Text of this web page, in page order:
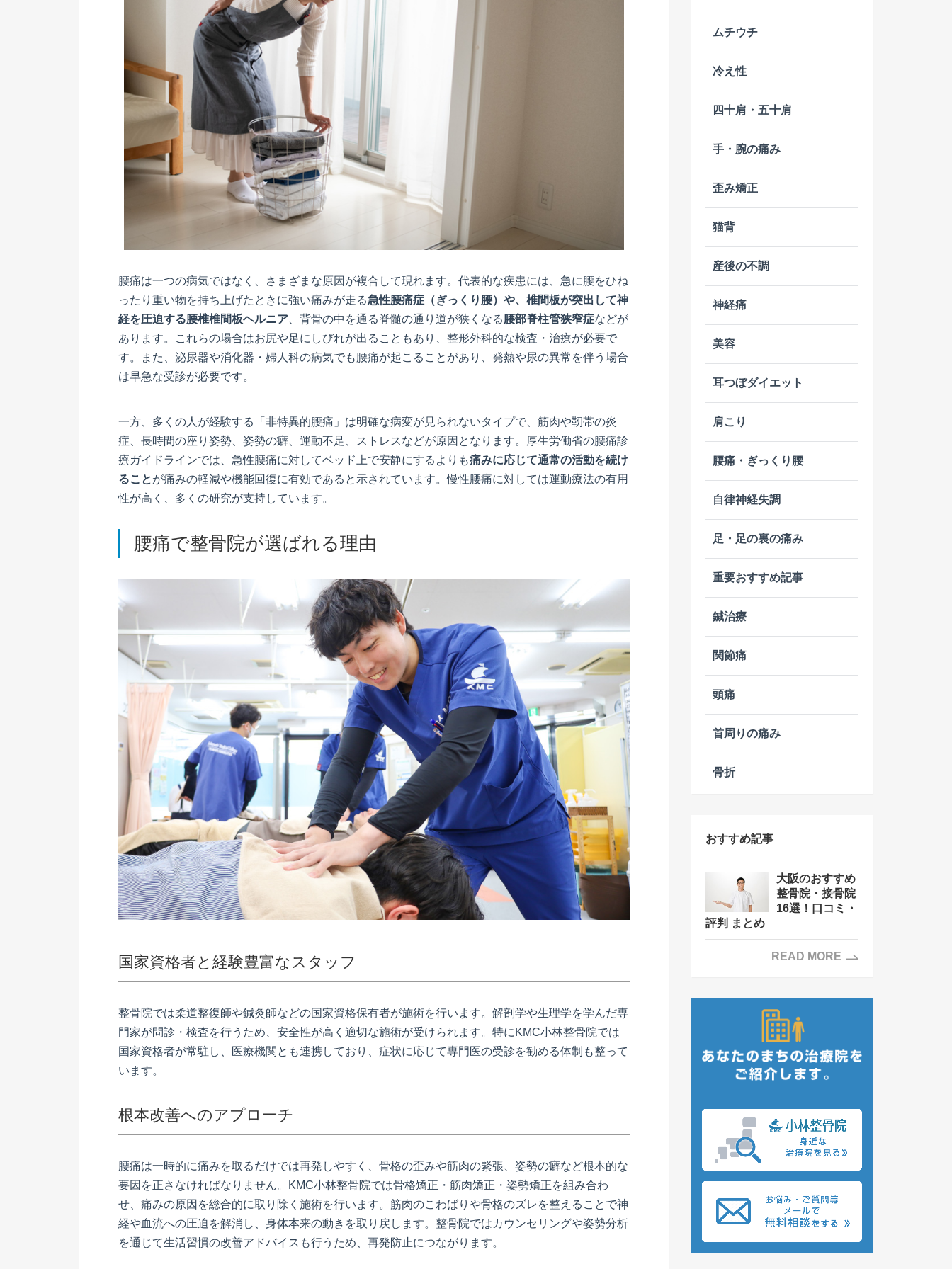
腰痛は一つの病気ではなく、さまざまな原因が複合して現れます。代表的な疾患には、急に腰をひね
ったり重い物を持ち上げたときに強い痛みが走る急性腰痛症（ぎっくり腰）や、椎間板が突出して神
経を圧迫する腰椎椎間板ヘルニア 、背骨の中を通る脊髄の通り道が狭くなる腰部脊柱管狭窄症などが
あります。これらの場合はお尻や足にしびれが出ることもあり、整形外科的な検査・治療が必要で
す。また、泌尿器や消化器・婦人科の病気でも腰痛が起こることがあり、発熱や尿の異常を伴う場合
は早急な受診が必要です。
一方、多くの人が経験する「非特異的腰痛」は明確な病変が見られないタイプで、筋肉や靭帯の炎
症、長時間の座り姿勢、姿勢の癖、運動不足、ストレスなどが原因となります。厚生労働省の腰痛診
療ガイドラインでは、急性腰痛に対してベッド上で安静にするよりも痛みに応じて通常の活動を続け
ることが痛みの軽減や機能回復に有効であると示されています。慢性腰痛に対しては運動療法の有用
性が高く、多くの研究が支持しています。
腰痛で整骨院が選ばれる理由
国家資格者と経験豊富なスタッフ
整骨院では柔道整復師や鍼灸師などの国家資格保有者が施術を行います。解剖学や生理学を学んだ専
門家が問診・検査を行うため、安全性が高く適切な施術が受けられます。特にKMC小林整骨院では
国家資格者が常駐し、医療機関とも連携しており、症状に応じて専門医の受診を勧める体制も整って
います。
根本改善へのアプローチ
腰痛は一時的に痛みを取るだけでは再発しやすく、骨格の歪みや筋肉の緊張、姿勢の癖など根本的な
要因を正さなければなりません。KMC小林整骨院では骨格矯正・筋肉矯正・姿勢矯正を組み合わ
せ、痛みの原因を総合的に取り除く施術を行います。筋肉のこわばりや骨格のズレを整えることで神
経や血流への圧迫を解消し、身体本来の動きを取り戻します。整骨院ではカウンセリングや姿勢分析
を通じて生活習慣の改善アドバイスも行うため、再発防止につながります。
ムチウチ
冷え性
四十肩・五十肩
手・腕の痛み
歪み矯正
猫背
産後の不調
神経痛
美容
耳つぼダイエット
肩こり
腰痛・ぎっくり腰
自律神経失調
足・足の裏の痛み
重要おすすめ記事
鍼治療
関節痛
頭痛
首周りの痛み
骨折
おすすめ記事
大阪のおすすめ
整骨院・接骨院
16選！口コミ・
評判 まとめ
READ MORE